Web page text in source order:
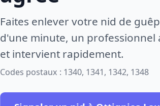
Faites enlever votre nid de
d'une minute, un professionnel
et intervient rapidement.
Codes postaux : 1340, 1341, 1342, 1348